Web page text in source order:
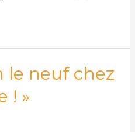
le neuf chez
! »